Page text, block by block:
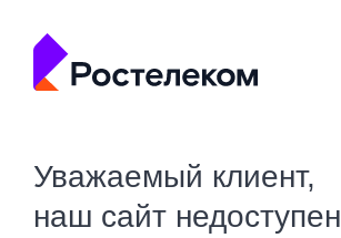
Уважаемый клиент,
наш сайт недоступен